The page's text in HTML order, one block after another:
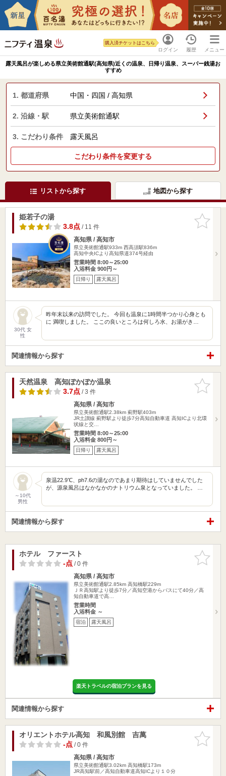
ログイン
購入済チケットはこちら
履歴 メニュー
露天風呂が楽しめる県立美術館通駅(高知県)近くの温泉、日帰り温泉、スーパー銭湯お
すすめ
1. 都道府県 中国・四国 / 高知県
2. 沿線・駅 県立美術館通駅
3. こだわり条件 露天風呂
こだわり条件を変更する
リストから探す 地図から探す
お気に入
りに追加
姫若子の湯
3.8点/ 11 件
高知県 / 高知市
県立美術館通駅933m 西高須駅836m
高知中央ICより高知県道374号経由
営業時間 8:00～25:00
入浴料金 900円～
日帰り 露天風呂
30代 女
性
昨年末以来の訪問でした。 今回も温泉に1時間半つかり心身とも
に 満喫しました。 ここの良いところは何しろ水、お湯がき…
関連情報から探す
お気に入
りに追加
天然温泉 高知ぽかぽか温泉
3.7点/ 3 件
高知県 / 高知市
県立美術館通駅2.38km 薊野駅403m
JR土讃線 薊野駅より徒歩7分高知自動車道 高知ICより北環
状線と交…
営業時間 8:00～25:00
入浴料金 800円～
日帰り 露天風呂
～10代
男性
泉温22.9℃、ph7.6の湯なのであまり期待はしていませんでした
が、源泉風呂はなかなかのナトリウム泉となっていました。 …
関連情報から探す
お気に入
りに追加
ホテル ファースト
-点/ 0 件
高知県 / 高知市
県立美術館通駅2.85km 高知橋駅229m
ＪＲ高知駅より徒歩7分／高知空港からバスにて40分／高
知自動車道で高…
営業時間
入浴料金 ～
宿泊 露天風呂
楽天トラベルの宿泊プランを見る
関連情報から探す
お気に入
りに追加
オリエントホテル高知 和風別館 吉萬
-点/ 0 件
高知県 / 高知市
県立美術館通駅3.02km 高知橋駅173m
JR高知駅前／高知自動車道高知ICより１０分